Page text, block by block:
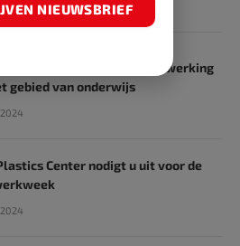
en RHD GmbH starten samenwerking
gebied van onderwijs
Center nodigt u uit voor de
NIEUWSBRIEF